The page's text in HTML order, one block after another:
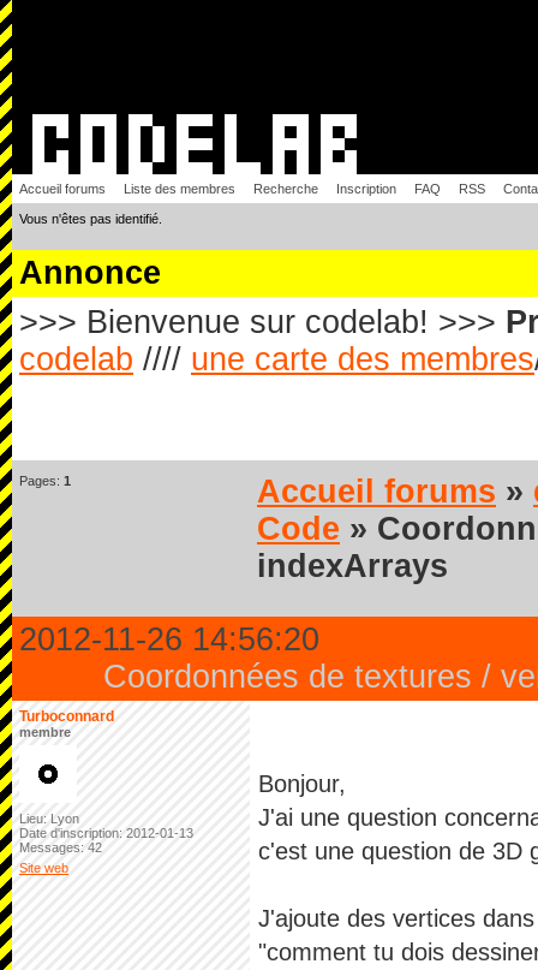
Accueil forums Liste des membres Recherche Inscription FAQ RSS
Vous n'êtes pas identifié.
Annonce
>>> Bienvenue sur codelab! >>>
codelab //// une carte des membres
Pages: 1 Accueil forums »
Code »
indexArrays
2012-11-26 14:56:20
Coordonnées de textures /
Turboconnard
membre
Lieu: Lyon
Date d'inscription: 2012-01-13
Messages: 42
Site web
Bonjour,
J'ai une question
c'est une question de 3D
J'ajoute des vertices
"comment tu dois